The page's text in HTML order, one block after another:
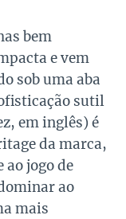
bem
e vem
sob uma aba
sutil
em inglês) é
da marca,
ao jogo de
ao
mais